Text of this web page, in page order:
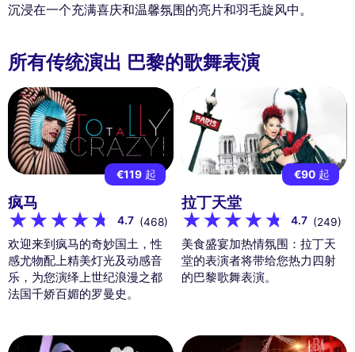
沉浸在一个充满喜庆和温馨氛围的亮片和羽毛旋风中。
所有传统演出 巴黎的歌舞表演
€119 起
疯马
4.7 (468)
欢迎来到疯马的奇妙国土，性
感尤物配上精美灯光及动感音
乐，为您演绎上世纪浪漫之都
法国千娇百媚的罗曼史。
€90 起
拉丁天堂
4.7 (249)
美食盛宴加热情氛围：拉丁天
堂的表演者将带给您热力四射
的巴黎歌舞表演。